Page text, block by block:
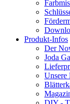
Produkt-Infos
Der
Joda
Unsere